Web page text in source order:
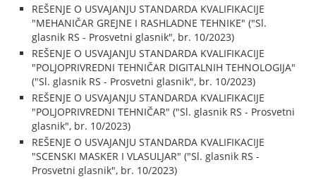
REŠENJE O USVAJANJU STANDARDA KVALIFIKACIJE
"MEHANIČAR GREJNE I RASHLADNE TEHNIKE" ("Sl.
glasnik RS - Prosvetni glasnik", br. 10/2023)
REŠENJE O USVAJANJU STANDARDA KVALIFIKACIJE
"POLJOPRIVREDNI TEHNIČAR DIGITALNIH TEHNOLOGIJA"
("Sl. glasnik RS - Prosvetni glasnik", br. 10/2023)
REŠENJE O USVAJANJU STANDARDA KVALIFIKACIJE
"POLJOPRIVREDNI TEHNIČAR" ("Sl. glasnik RS - Prosvetni
glasnik", br. 10/2023)
REŠENJE O USVAJANJU STANDARDA KVALIFIKACIJE
"SCENSKI MASKER I VLASULJAR" ("Sl. glasnik RS -
Prosvetni glasnik", br. 10/2023)